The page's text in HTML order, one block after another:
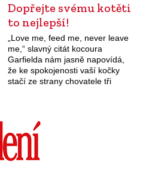
Dopřejte svému kotěti
to nejlepší!
„Love me, feed me, never leave
me,“ slavný citát kocoura
Garfielda nám jasně napovídá,
že ke spokojenosti vaší kočky
stačí ze strany chovatele tři